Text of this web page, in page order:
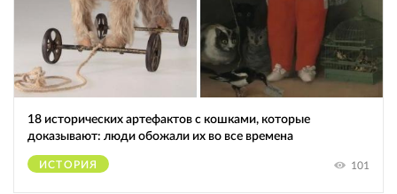
18 исторических артефактов с кошками, которые
доказывают: люди обожали их во все времена
ИСТОРИЯ 101